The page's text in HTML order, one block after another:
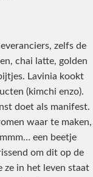
zelfs de
chai latte, golden
Lavinia kookt
(kimchi enzo).
doet als manifest.
waar te maken,
een beetje
om dit op de
ze in het leven staat